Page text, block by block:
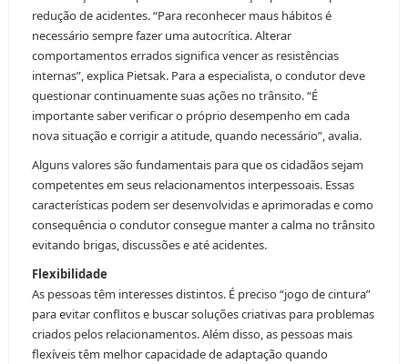
redução de acidentes. “Para reconhecer maus hábitos é
necessário sempre fazer uma autocrítica. Alterar
comportamentos errados significa vencer as resistências
internas”, explica Pietsak. Para a especialista, o condutor deve
questionar continuamente suas ações no trânsito. “É
importante saber verificar o próprio desempenho em cada
nova situação e corrigir a atitude, quando necessário”, avalia.
Alguns valores são fundamentais para que os cidadãos sejam
competentes em seus relacionamentos interpessoais. Essas
características podem ser desenvolvidas e aprimoradas e como
consequência o condutor consegue manter a calma no trânsito
evitando brigas, discussões e até acidentes.
Flexibilidade
As pessoas têm interesses distintos. É preciso “jogo de cintura”
para evitar conflitos e buscar soluções criativas para problemas
criados pelos relacionamentos. Além disso, as pessoas mais
flexíveis têm melhor capacidade de adaptação quando